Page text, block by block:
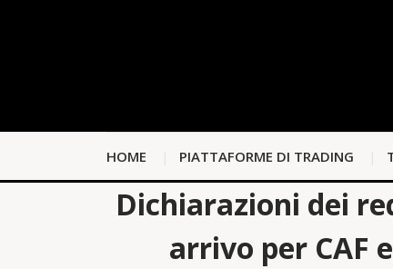
HOME PIATTAFORME DI TRADING
Dichiarazioni dei
arrivo per CAF